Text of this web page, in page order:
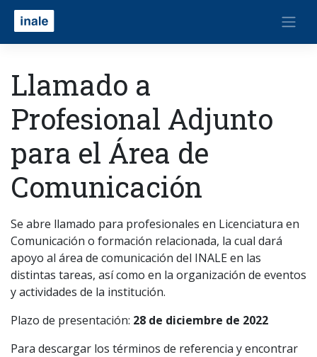
Llamado a
Profesional Adjunto
para el Área de
Comunicación
Se abre llamado para profesionales en Licenciatura en
Comunicación o formación relacionada, la cual dará
apoyo al área de comunicación del INALE en las
distintas tareas, así como en la organización de eventos
y actividades de la institución.
Plazo de presentación: 28 de diciembre de 2022
Para descargar los términos de referencia y encontrar